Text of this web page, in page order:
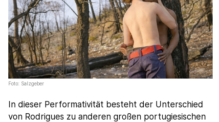
Foto: Salzgeber
In dieser Performativität besteht der Unterschied
von Rodrigues zu anderen großen portugiesischen